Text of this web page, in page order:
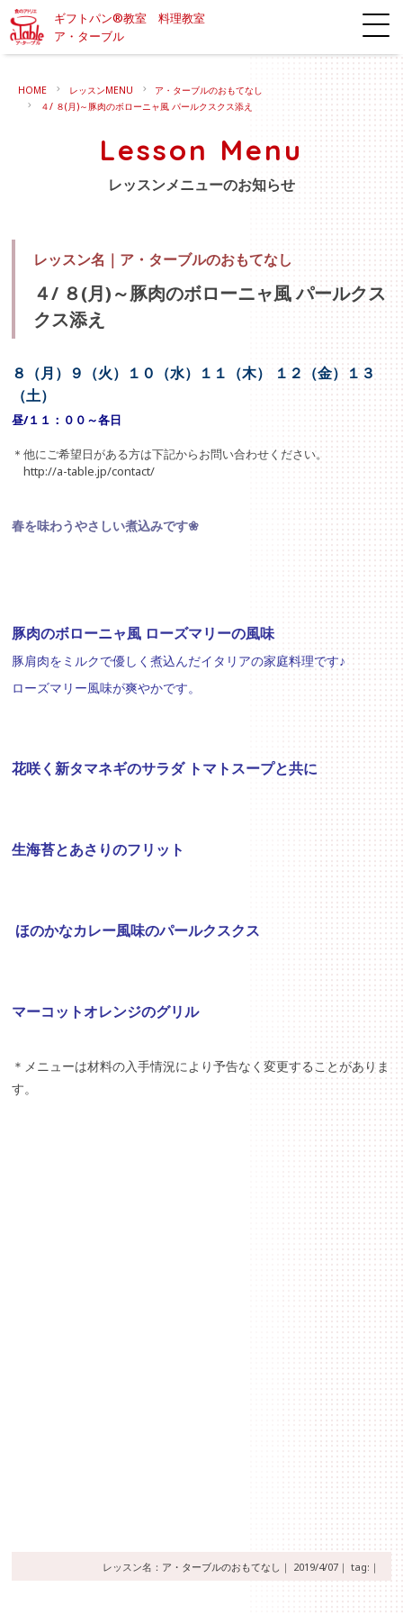
ギフトパン®教室 料理教室
ア・ターブル
HOME レッスンMENU
ア・ターブルのおもてなし
４/ ８(月)～豚肉のボローニャ風 パールクスクス添え
Lesson Menu
レッスンメニューのお知らせ
レッスン名｜ ア・ターブルのおもてなし
４/ ８(月)～豚肉のボローニャ風 パールクス
クス添え
８（月）９（火）１０（水）１１（木） １２（金）１３
（土）
昼/１１：００～各日
＊他にご希望日がある方は下記からお問い合わせください。
http://a-table.jp/contact/
春を味わうやさしい煮込みです❀
豚肉のボローニャ風 ローズマリーの風味
豚肩肉をミルクで優しく煮込んだイタリアの家庭料理です♪
ローズマリー風味が爽やかです。
花咲く新タマネギのサラダ トマトスープと共に
生海苔とあさりのフリット
ほのかなカレー風味のパールクスクス
マーコットオレンジのグリル
＊メニューは材料の入手情況により予告なく変更することがありま
す。
レッスン名： ア・ターブルのおもてなし ｜ 2019/4/07｜ tag:｜